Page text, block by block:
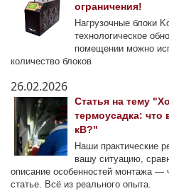
ограничения!
Нагрузочные блоки
технологическое
помещении можно
количество блоков
26.02.2026
Статья на тему
термоусадка: что
кВ?"
Наши практические
вашу ситуацию,
описание особенностей монтажа —
статье. Всё из реального опыта.